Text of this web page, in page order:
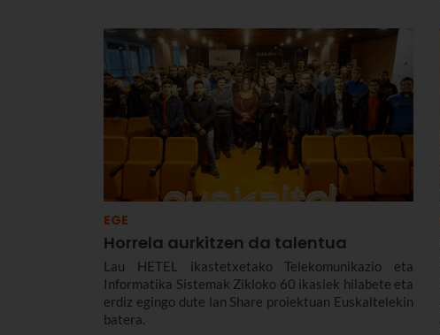
EGE
Horrela aurkitzen da talentua
Lau HETEL ikastetxetako Telekomunikazio eta
Informatika Sistemak Zikloko 60 ikaslek hilabete eta
erdiz egingo dute lan Share proiektuan Euskaltelekin
batera.